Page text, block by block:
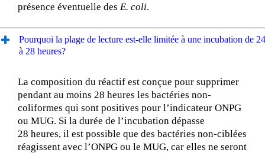
présence éventuelle des E. coli.
Pourquoi la plage de lecture est-elle limitée à une incubation de 24
à 28 heures?
La composition du réactif est conçue pour supprimer
pendant au moins 28 heures les bactéries non-
coliformes qui sont positives pour l’indicateur ONPG
ou MUG. Si la durée de l’incubation dépasse
28 heures, il est possible que des bactéries non-ciblées
réagissent avec l’ONPG ou le MUG, car elles ne seront